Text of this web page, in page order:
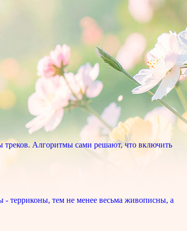
Алгоритмы сами решают, что включить
- терриконы, тем не менее весьма живописны, а